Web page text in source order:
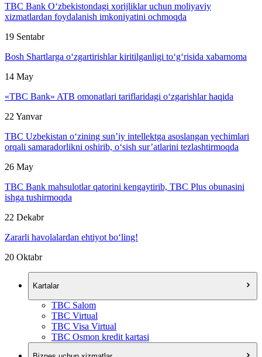
TBC Bank O‘zbekistondagi xorijliklar uchun moliyaviy
xizmatlardan foydalanish imkoniyatini ochmoqda
19 Sentabr
Bosh Shartlarga o‘zgartirishlar kiritilganligi to‘g‘risida xabarnoma
14 May
«TBC Bank» ATB omonatlari tariflaridagi o‘zgarishlar haqida
22 Yanvar
TBC Uzbekistan o‘zining sun’iy intellektga asoslangan yechimlari
orqali samaradorlikni oshirib, o‘sish sur’atlarini tezlashtirmoqda
26 May
TBC Bank mahsulotlar qatorini kengaytirib, TBC Plus obunasini
ishga tushirmoqda
22 Dekabr
Zararli havolalardan ehtiyot bo‘ling!
20 Oktabr
Kartalar
TBC Salom
TBC Virtual
TBC Visa Virtual
TBC Osmon kredit kartasi